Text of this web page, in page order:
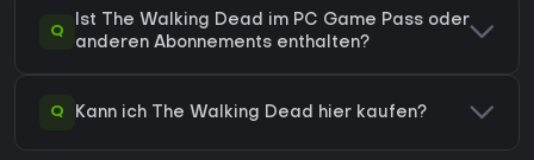
Q
Ist The Walking Dead im PC Game Pass oder
anderen Abonnements enthalten?
Q Kann ich The Walking Dead hier kaufen?